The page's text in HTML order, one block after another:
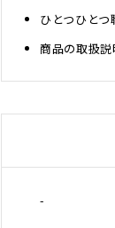
ひとつひと
商品の取扱
-